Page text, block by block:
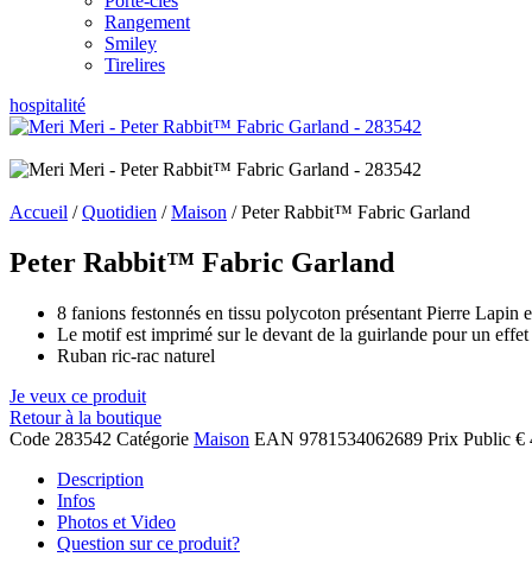
Rangement
Smiley
Tirelires
hospitalité
Accueil /Quotidien /Maison / Peter Rabbit™ Fabric Garland
Peter Rabbit™ Fabric Garland
8 fanions festonnés en tissu polycoton présentant Pierre Lapin
Le motif est imprimé sur le devant de la guirlande pour un effet
Ruban ric-rac naturel
Je veux ce produit
Retour à la boutique
Code 283542 Catégorie Maison EAN 9781534062689 Prix Public €
Description
Infos
Photos et Video
Question sur ce produit?